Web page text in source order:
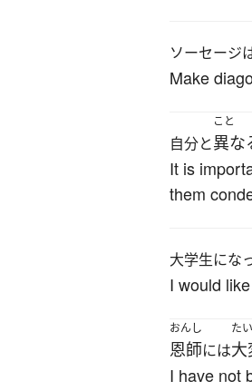
ソーセージ
Make
自分と
こと
異な
It is
them
大学生にな
I would
おんし
恩師には
た
大
I have not